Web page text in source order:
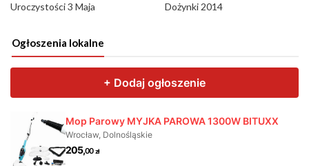
Uroczystości 3 Maja Dożynki 2014
Ogłoszenia lokalne